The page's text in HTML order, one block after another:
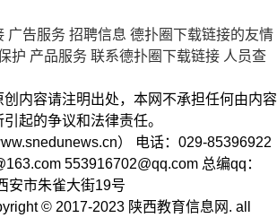
广告服务 招聘信息 德扑圈下载链接的友情
护 产品服务 联系德扑圈下载链接 人员查
内容请注明出处，本网不承担任何由内容
起的争议和法律责任。
） 电话：029-85396922
553916702@qq.com 总编qq：
安市朱雀大街19号
© 2017-2023 陕西教育信息网. all